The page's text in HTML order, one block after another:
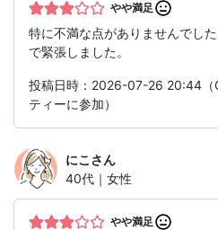
やや満足
特に不満な点がありませんでし
で緊張しました。
投稿日時：2026-07-26 20:44（
ティーに参加）
にこ さん
40代｜女性
やや満足